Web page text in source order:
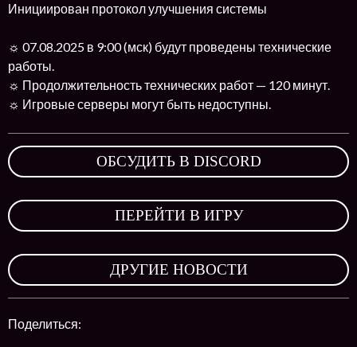
Инициирован протокол улучшения системы
☼ 07.08.2025 в 9:00 (мск) будут проведены технические
работы.
☼ Продолжительность технических работ — 120 минут.
☼ Игровые серверы могут быть недоступны.
ОБСУДИТЬ В DISCORD
ПЕРЕЙТИ В ИГРУ
ДРУГИЕ НОВОСТИ
Поделиться: